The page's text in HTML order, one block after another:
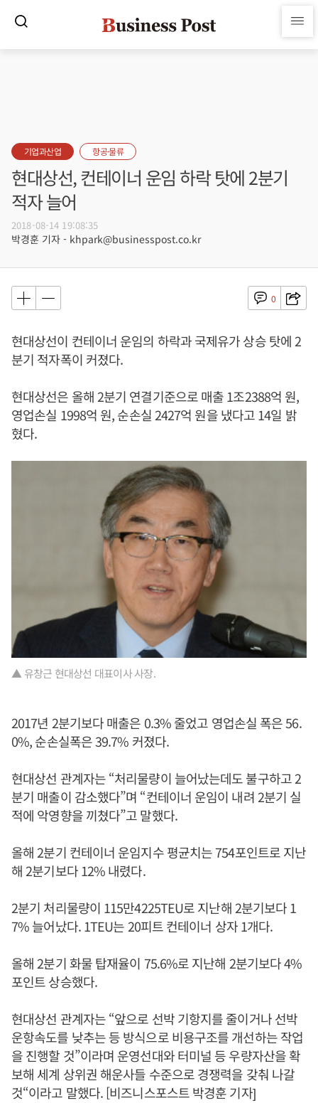
기업과산업 항공·물류
현대상선, 컨테이너 운임 하락 탓에 2분기
적자 늘어
2018-08-14 19:08:35
박경훈 기자 - khpark@businesspost.co.kr
0
현대상선이 컨테이너 운임의 하락과 국제유가 상승 탓에 2
분기 적자폭이 커졌다.
현대상선은 올해 2분기 연결기준으로 매출 1조2388억 원,
영업손실 1998억 원, 순손실 2427억 원을 냈다고 14일 밝
혔다.
▲ 유창근 현대상선 대표이사 사장.
2017년 2분기보다 매출은 0.3% 줄었고 영업손실 폭은 56.
0%, 순손실폭은 39.7% 커졌다.
현대상선 관계자는 “처리물량이 늘어났는데도 불구하고 2
분기 매출이 감소했다”며 “컨테이너 운임이 내려 2분기 실
적에 악영향을 끼쳤다”고 말했다.
올해 2분기 컨테이너 운임지수 평균치는 754포인트로 지난
해 2분기보다 12% 내렸다.
2분기 처리물량이 115만4225TEU로 지난해 2분기보다 1
7% 늘어났다. 1TEU는 20피트 컨테이너 상자 1개다.
올해 2분기 화물 탑재율이 75.6%로 지난해 2분기보다 4%
포인트 상승했다.
현대상선 관계자는 “앞으로 선박 기항지를 줄이거나 선박
운항속도를 낮추는 등 방식으로 비용구조를 개선하는 작업
을 진행할 것”이라며 운영선대와 터미널 등 우량자산을 확
보해 세계 상위권 해운사들 수준으로 경쟁력을 갖춰 나갈
것“이라고 말했다. [비즈니스포스트 박경훈 기자]